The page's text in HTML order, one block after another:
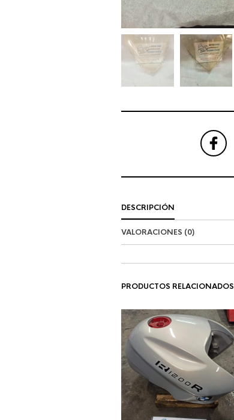
DESCRIPCIÓN
VALORACIONES (0)
PRODUCTOS RELACIONADOS